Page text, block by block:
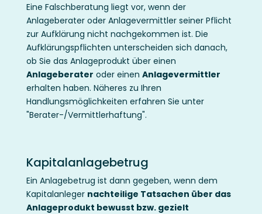
Eine Falschberatung liegt vor, wenn der
Anlageberater oder Anlagevermittler seiner Pflicht
zur Aufklärung nicht nachgekommen ist. Die
Aufklärungspflichten unterscheiden sich danach,
ob Sie das Anlageprodukt über einen
Anlageberater oder einen Anlagevermittler
erhalten haben. Näheres zu Ihren
Handlungsmöglichkeiten erfahren Sie unter
"Berater-/Vermittlerhaftung".
Kapitalanlagebetrug
Ein Anlagebetrug ist dann gegeben, wenn dem
Kapitalanleger nachteilige Tatsachen über das
Anlageprodukt bewusst bzw. gezielt